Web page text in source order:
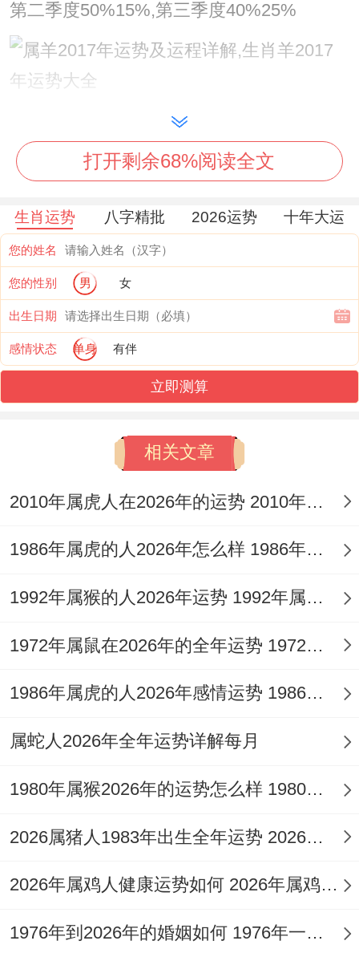
第二季度50%15%,第三季度40%25%
第四季度35%30%,财富管理指南、正财收入
在8月后有非常清楚增长，但偏财方面需谨
慎.投资理财建议采用"核心+卫星"步骤~将
70%资金配置稳健型产品；
30%用于尝试新领域！主要理财决策建议放
在周二、周五进行！
情感关系走势、单身者3-4月易遇短暂情缘~
提升长期关系宜等待9月后！
已婚人士需注意4月、11月的沟通障碍期，
主要纪念日建议选择西北方向场所庆祝...
健康注意事项 呼吸道还有肠胃为你全年需重
运动方面推荐游泳还有太极~每周保持3次超
过锻炼频率！
素环境更有助放松.
人际关系建议，贵人主要出眼下老同学、前
同事群体中。
主要合作洽谈避开农历初一、十五、签约时
注意检查条款中的数字细节。
打开剩余68%阅读全文
生肖运势 八字精批 2026运势 十年大运
您的姓名
您的性别 男 女
出生日期
感情状态 单身 有伴
立即测算
相关文章
2010年属虎人在2026年的运势 2010年属虎人2026
1986年属虎的人2026年怎么样 1986年属虎的5位吉利数字
1992年属猴的人2026年运势 1992年属猴人2026年运势及运程
1972年属鼠在2026年的全年运势 1972年属鼠在52岁后的运气
1986年属虎的人2026年感情运势 1986年属虎的人这一生婚姻怎么样
属蛇人2026年全年运势详解每月
1980年属猴2026年的运势怎么样 1980年属猴人2月份运程
2026属猪人1983年出生全年运势 2026属猪人的全年运势
2026年属鸡人健康运势如何 2026年属鸡人的全年运势如何
1976年到2026年的婚姻如何 1976年一生婚姻状况